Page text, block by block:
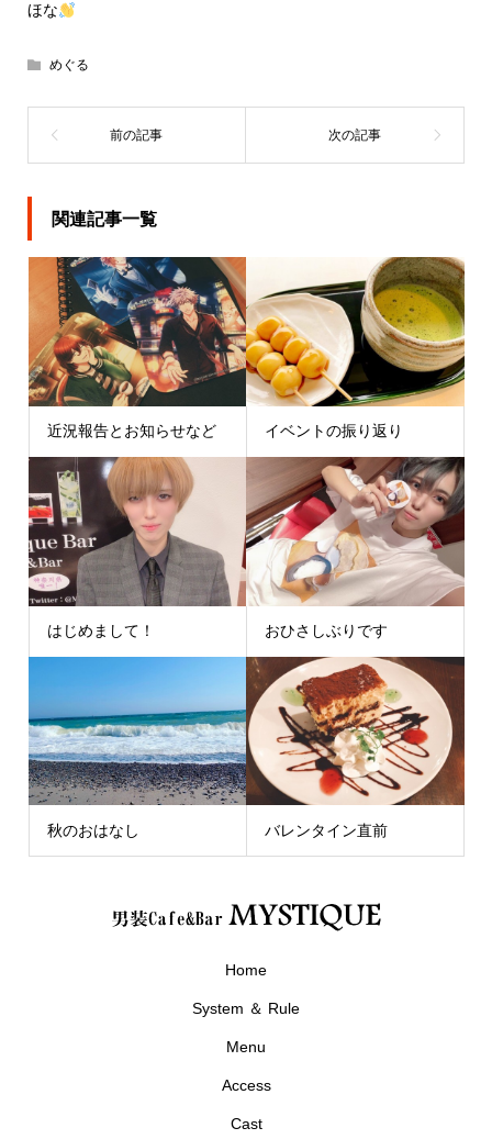
ほな
めぐる
関連記事一覧
近況報告とお知らせなど イベントの振り返り
はじめまして！ おひさしぶりです
秋のおはなし バレンタイン直前
Home
System ＆ Rule
Menu
Access
Cast